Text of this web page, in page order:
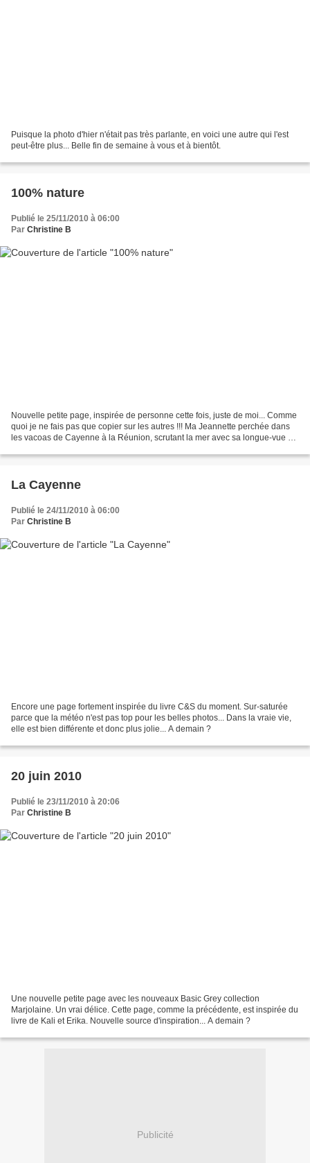
Puisque la photo d'hier n'était pas très parlante, en voici une autre qui l'est
peut-être plus... Belle fin de semaine à vous et à bientôt.
100% nature
Publié le 25/11/2010 à 06:00
Par Christine B
Nouvelle petite page, inspirée de personne cette fois, juste de moi... Comme
quoi je ne fais pas que copier sur les autres !!! Ma Jeannette perchée dans
les vacoas de Cayenne à la Réunion, scrutant la mer avec sa longue-vue en
La Cayenne
Publié le 24/11/2010 à 06:00
Par Christine B
Encore une page fortement inspirée du livre C&S du moment. Sur-saturée
parce que la météo n'est pas top pour les belles photos... Dans la vraie vie,
elle est bien différente et donc plus jolie... A demain ?
20 juin 2010
Publié le 23/11/2010 à 20:06
Par Christine B
Une nouvelle petite page avec les nouveaux Basic Grey collection
Marjolaine. Un vrai délice. Cette page, comme la précédente, est inspirée du
livre de Kali et Erika. Nouvelle source d'inspiration... A demain ?
Publicité